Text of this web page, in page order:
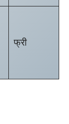
फ्री